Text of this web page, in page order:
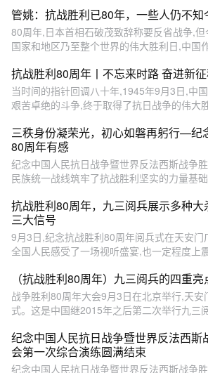
管姚：抗战胜利已80年，一些人仍不知
80周年,日本首相石破茂致辞称要反省战争,
国家和地区乃至整个世界的伟大胜利日,中国
抗战胜利80周年丨不忘来时路 奋进新
当时间的指针回调八十年,1945年9月3日,中
艰苦卓绝的斗争,终于取得了抗日战争的伟大
三秩身份凝荣光，初心如磐再躬行—纪
80周年有感
纪念中国人民抗日战争暨世界反法西斯战争
民族统一战线筑牢了抗战胜利坚实的力量基
抗战胜利80周年，九三阅兵展示多种
三大信号
9月3日,纪念抗战胜利80周年阅兵式在天安门
全国人民感受了一场视听盛宴,也一定程度上
（抗战胜利80周年）九三阅兵的四重亮
战争胜利80周年大会9月3日在北京举行,天安
式。这是中国继2015年之后第二次举行九三
纪念中国人民抗日战争暨世界反法西斯
会第一次综合演练圆满结束
纪念中国人民抗日战争暨世界反法西斯战争